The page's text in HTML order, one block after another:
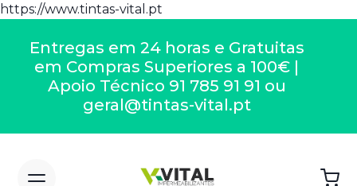
https://www.tintas-vital.pt
Entregas em 24 horas e Gratuitas
em Compras Superiores a 100€ |
Apoio Técnico 91 785 91 91 ou
geral@tintas-vital.pt